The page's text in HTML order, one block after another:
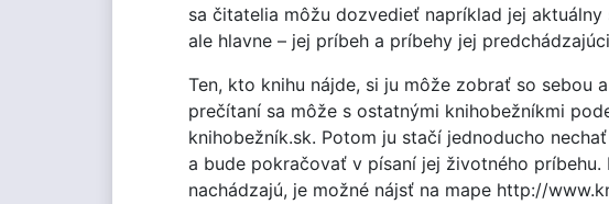
sa čitatelia môžu dozvedieť napríklad jej
ale hlavne – jej príbeh a príbehy jej
Ten, kto knihu nájde, si ju môže zobrať so sebou
prečítaní sa môže s ostatnými knihobežníkmi
knihobežník.sk. Potom ju stačí jednoducho
a bude pokračovať v písaní jej životného príbehu.
nachádzajú, je možné nájsť na mape http://